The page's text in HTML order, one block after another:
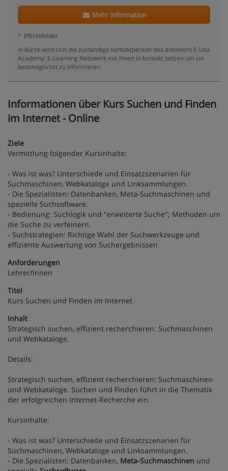
Mehr Information
* Pflichtfelder
in kürze wird sich die zuständige kontaktperson des anbieters E-Lisa
Academy: E-Learning Netzwerk mit ihnen in kontakt setzen um sie
bestmöglichst zu informieren
Informationen über Kurs Suchen und Finden
im Internet - Online
Ziele
Vermittlung folgender Kursinhalte:
- Was ist was? Unterschiede und Einsatzszenarien für
Suchmaschinen, Webkataloge und Linksammlungen.
- Die Spezialisten: Datenbanken, Meta-Suchmaschinen und
spezielle Suchsoftware.
- Bedienung: Suchlogik und "erweiterte Suche"; Methoden um
die Suche zu verfeinern.
- Suchstrategien: Richtige Wahl der Suchwerkzeuge und
effiziente Auswertung von Suchergebnissen
Anforderungen
Lehrer/innen
Titel
Kurs Suchen und Finden im Internet
Inhalt
Strategisch suchen, effizient recherchieren: Suchmaschinen
und Webkataloge.
Details:
Strategisch suchen, effizient recherchieren: Suchmaschinen
und Webkataloge. Suchen und Finden führt in die Thematik
der erfolgreichen Internet-Recherche ein.
Kursinhalte:
- Was ist was? Unterschiede und Einsatzszenarien für
Suchmaschinen, Webkataloge und Linksammlungen.
- Die Spezialisten: Datenbanken, Meta-Suchmaschinen und